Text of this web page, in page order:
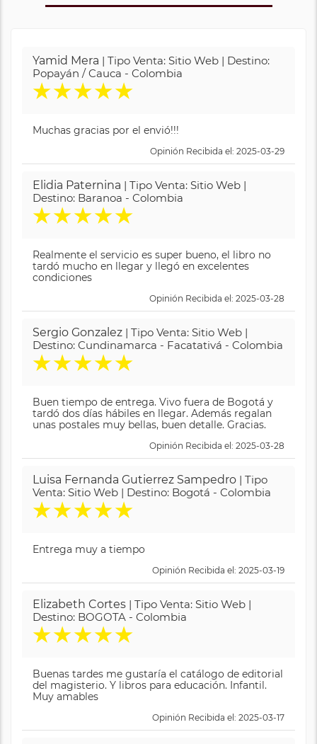
Yamid Mera | Tipo Venta: Sitio Web | Destino:
Popayán / Cauca - Colombia
★★★★★
Muchas gracias por el envió!!!
Opinión Recibida el: 2025-03-29
Elidia Paternina | Tipo Venta: Sitio Web |
Destino: Baranoa - Colombia
★★★★★
Realmente el servicio es super bueno, el libro no
tardó mucho en llegar y llegó en excelentes
condiciones
Opinión Recibida el: 2025-03-28
Sergio Gonzalez | Tipo Venta: Sitio Web |
Destino: Cundinamarca - Facatativá - Colombia
★★★★★
Buen tiempo de entrega. Vivo fuera de Bogotá y
tardó dos días hábiles en llegar. Además regalan
unas postales muy bellas, buen detalle. Gracias.
Opinión Recibida el: 2025-03-28
Luisa Fernanda Gutierrez Sampedro | Tipo
Venta: Sitio Web | Destino: Bogotá - Colombia
★★★★★
Entrega muy a tiempo
Opinión Recibida el: 2025-03-19
Elizabeth Cortes | Tipo Venta: Sitio Web |
Destino: BOGOTA - Colombia
★★★★★
Buenas tardes me gustaría el catálogo de editorial
del magisterio. Y libros para educación. Infantil.
Muy amables
Opinión Recibida el: 2025-03-17